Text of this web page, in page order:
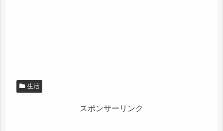
生活
スポンサーリンク